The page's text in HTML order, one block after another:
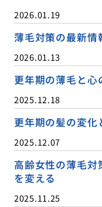
2026.01.19
薄毛対策の最新情
2026.01.13
更年期の薄毛と心
2025.12.18
更年期の髪の変化
2025.12.07
高齢女性の薄毛
を変える
2025.11.25